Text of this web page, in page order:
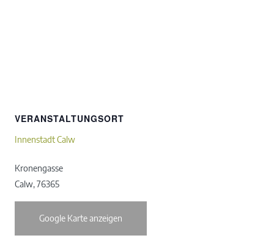
VERANSTALTUNGSORT
Innenstadt Calw
Kronengasse
Calw,76365
Google Karte anzeigen